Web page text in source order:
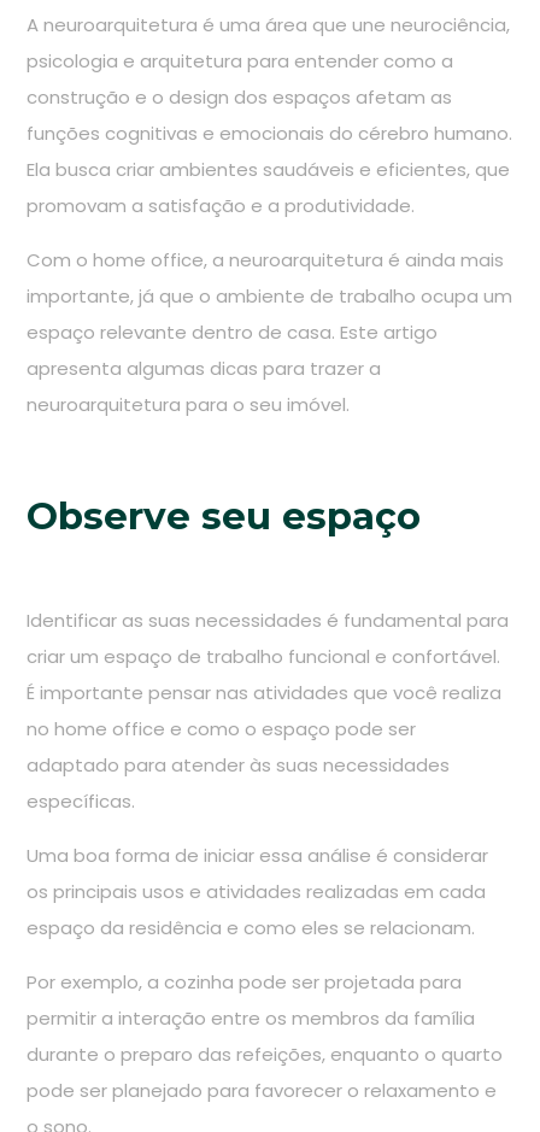
A neuroarquitetura é uma área que une neurociência,
psicologia e arquitetura para entender como a
construção e o design dos espaços afetam as
funções cognitivas e emocionais do cérebro humano.
Ela busca criar ambientes saudáveis e eficientes, que
promovam a satisfação e a produtividade.
Com o home office, a neuroarquitetura é ainda mais
importante, já que o ambiente de trabalho ocupa um
espaço relevante dentro de casa. Este artigo
apresenta algumas dicas para trazer a
neuroarquitetura para o seu imóvel.
Observe seu espaço
Identificar as suas necessidades é fundamental para
criar um espaço de trabalho funcional e confortável.
É importante pensar nas atividades que você realiza
no home office e como o espaço pode ser
adaptado para atender às suas necessidades
específicas.
Uma boa forma de iniciar essa análise é considerar
os principais usos e atividades realizadas em cada
espaço da residência e como eles se relacionam.
Por exemplo, a cozinha pode ser projetada para
permitir a interação entre os membros da família
durante o preparo das refeições, enquanto o quarto
pode ser planejado para favorecer o relaxamento e
o sono.